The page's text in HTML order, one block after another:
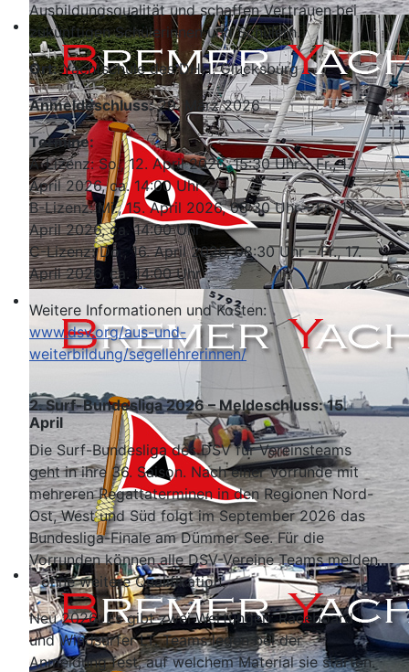
Ausbildungsqualität und schaffen Vertrauen bei
zukünftigen Schülerinnen und Schülern.
Ort:Yachtschule des DHH, Glücksburg
Anmeldeschluss:29. März 2026
Termine:
A-Lizenz: So., 12. April 2026, 15:30 Uhr – Fr., 17.
April 2026, ca. 14:00 Uhr
B-Lizenz: Mi., 15. April 2026, 08:30 Uhr – Fr., 17.
April 2026, ca. 14:00 Uhr
C-Lizenz: Do., 16. April 2026, 08:30 Uhr – Fr., 17.
April 2026, ca. 14:00 Uhr
Weitere Informationen und Kosten:
www.dsv.org/aus-und-
weiterbildung/segellehrerinnen/
2. Surf-Bundesliga 2026 – Meldeschluss: 15.
April
Die Surf-Bundesliga des DSV für Vereinsteams
geht in ihre 36. Saison. Nach einer Vorrunde mit
mehreren Regattaterminen in den Regionen Nord-
Ost, West und Süd folgt im September 2026 das
Bundesliga-Finale am Dümmer See. Für die
Vorrunden können alle DSV-Vereine Teams melden
– ohne weitere Qualifikation.
Neu 2026: Es gibt zwei Wertungen: Raceboard
und Windsurfer LT. Teams legen bei der
Anmeldung fest, auf welchem Material sie starten.